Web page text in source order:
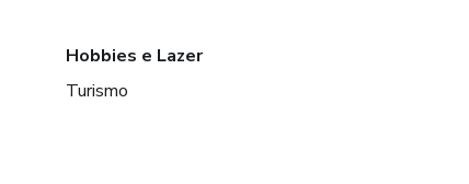
Hobbies e Lazer
Turismo